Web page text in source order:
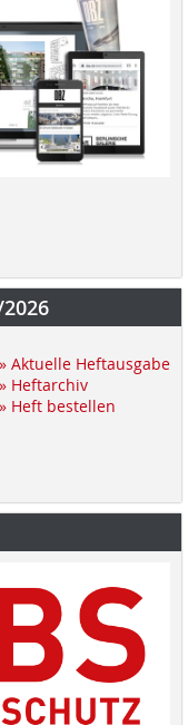
» Aktuelle Heftausgabe
» Heftarchiv
» Heft bestellen